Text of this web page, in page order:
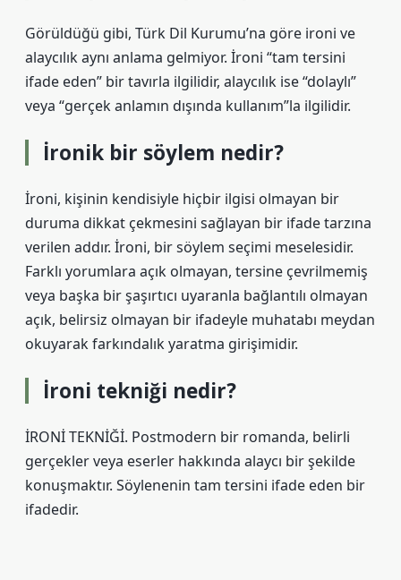
Görüldüğü gibi, Türk Dil Kurumu’na göre ironi ve
alaycılık aynı anlama gelmiyor. İroni “tam tersini
ifade eden” bir tavırla ilgilidir, alaycılık ise “dolaylı”
veya “gerçek anlamın dışında kullanım”la ilgilidir.
İronik bir söylem nedir?
İroni, kişinin kendisiyle hiçbir ilgisi olmayan bir
duruma dikkat çekmesini sağlayan bir ifade tarzına
verilen addır. İroni, bir söylem seçimi meselesidir.
Farklı yorumlara açık olmayan, tersine çevrilmemiş
veya başka bir şaşırtıcı uyaranla bağlantılı olmayan
açık, belirsiz olmayan bir ifadeyle muhatabı meydan
okuyarak farkındalık yaratma girişimidir.
İroni tekniği nedir?
İRONİ TEKNİĞİ. Postmodern bir romanda, belirli
gerçekler veya eserler hakkında alaycı bir şekilde
konuşmaktır. Söylenenin tam tersini ifade eden bir
ifadedir.